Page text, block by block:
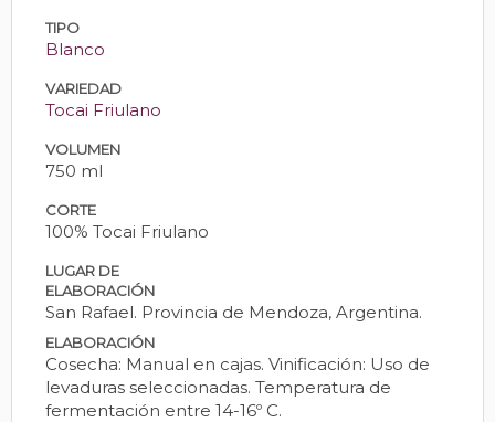
TIPO
Blanco
VARIEDAD
Tocai Friulano
VOLUMEN
750 ml
CORTE
100% Tocai Friulano
LUGAR DE
ELABORACIÓN
San Rafael. Provincia de Mendoza, Argentina.
ELABORACIÓN
Cosecha: Manual en cajas. Vinificación: Uso de
levaduras seleccionadas. Temperatura de
fermentación entre 14-16º C.